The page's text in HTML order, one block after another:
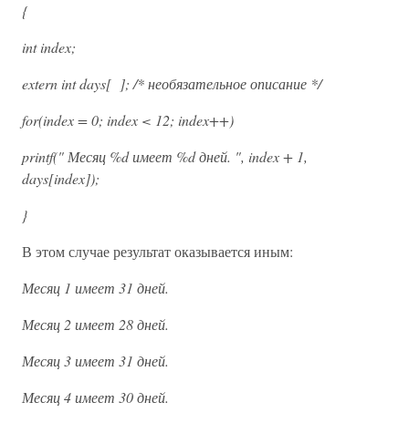
{
int index;
extern int days[ ]; /* необязательное описание */
for(index = 0; index < 12; index++)
printf(" Месяц %d имеет %d дней. ", index + 1,
days[index]);
}
В этом случае результат оказывается иным:
Месяц 1 имеет 31 дней.
Месяц 2 имеет 28 дней.
Месяц 3 имеет 31 дней.
Месяц 4 имеет 30 дней.